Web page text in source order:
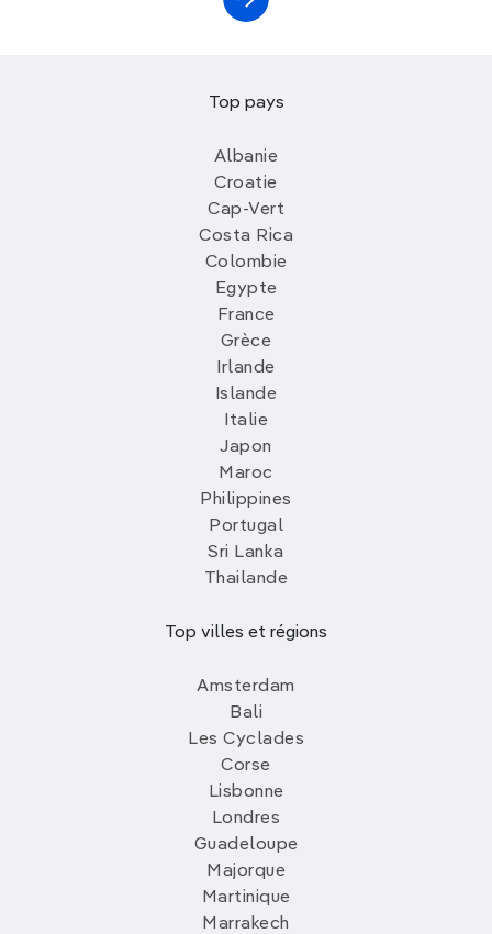
Top pays
Albanie
Croatie
Cap-Vert
Costa Rica
Colombie
Egypte
France
Grèce
Irlande
Islande
Italie
Japon
Maroc
Philippines
Portugal
Sri Lanka
Thailande
Top villes et régions
Amsterdam
Bali
Les Cyclades
Corse
Lisbonne
Londres
Guadeloupe
Majorque
Martinique
Marrakech